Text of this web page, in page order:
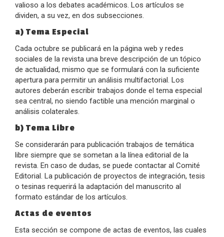
valioso a los debates académicos. Los artículos se
dividen, a su vez, en dos subsecciones.
a) Tema Especial
Cada octubre se publicará en la página web y redes
sociales de la revista una breve descripción de un tópico
de actualidad, mismo que se formulará con la suficiente
apertura para permitir un análisis multifactorial. Los
autores deberán escribir trabajos donde el tema especial
sea central, no siendo factible una mención marginal o
análisis colaterales.
b) Tema Libre
Se considerarán para publicación trabajos de temática
libre siempre que se sometan a la línea editorial de la
revista. En caso de dudas, se puede contactar al Comité
Editorial. La publicación de proyectos de integración, tesis
o tesinas requerirá la adaptación del manuscrito al
formato estándar de los artículos.
Actas de eventos
Esta sección se compone de actas de eventos, las cuales